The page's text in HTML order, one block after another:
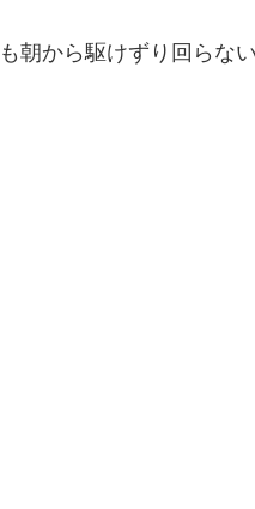
朝から駆けずり回らな